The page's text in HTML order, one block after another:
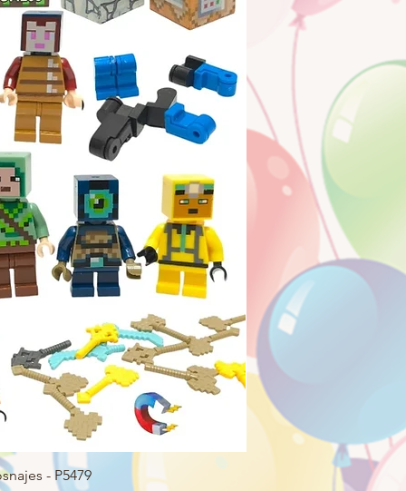
- P5479
Peluche Lotso